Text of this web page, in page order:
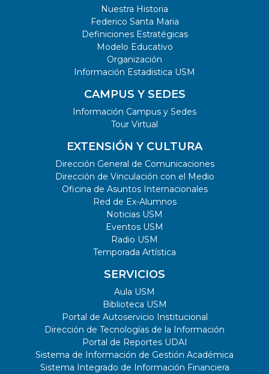
Nuestra Historia
Federico Santa Maria
Definiciones Estratégicas
Modelo Educativo
Organización
Información Estadistica USM
CAMPUS Y SEDES
Información Campus y Sedes
Tour Virtual
EXTENSIÓN Y CULTURA
Dirección General de Comunicaciones
Dirección de Vinculación con el Medio
Oficina de Asuntos Internacionales
Red de Ex-Alumnos
Noticias USM
Eventos USM
Radio USM
Temporada Artística
SERVICIOS
Aula USM
Biblioteca USM
Portal de Autoservicio Institucional
Dirección de Tecnologías de la Información
Portal de Reportes UDAI
Sistema de Información de Gestión Académica
Sistema Integrado de Información Financiera